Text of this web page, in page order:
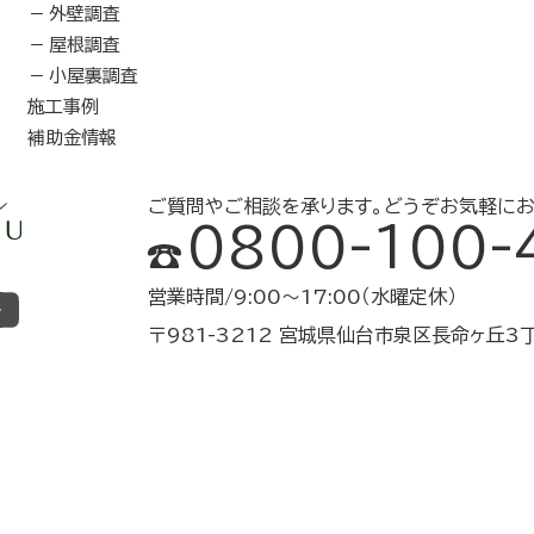
外壁調査
屋根調査
小屋裏調査
施工事例
補助金情報
ご質問やご相談を承ります。 どうぞお気軽に
0800-100-
営業時間/9:00～17:00（水曜定休）
〒981-3212 宮城県仙台市泉区長命ヶ丘3